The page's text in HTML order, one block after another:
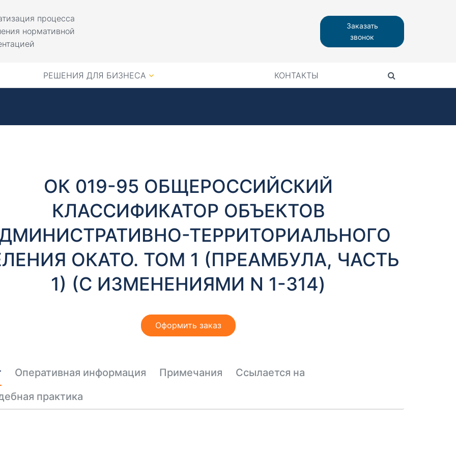
процесса
нормативной
Заказать
звонок
РЕШЕНИЯ ДЛЯ БИЗНЕСА КОНТАКТЫ
ОК 019-95 ОБЩЕРОССИЙСКИЙ
КЛАССИФИКАТОР ОБЪЕКТОВ
ТЕРРИТОРИАЛЬНОГО
ОКАТО. ТОМ 1 (ПРЕАМБУЛА, ЧАСТЬ
1) (С ИЗМЕНЕНИЯМИ N 1-314)
Оформить заказ
Оперативная информация Примечания
Ссылается на
практика